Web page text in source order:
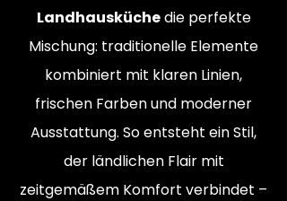
Landhausküchedie perfekte
Mischung: traditionelle Elemente
kombiniert mit klaren Linien,
frischen Farben und moderner
Ausstattung. So entsteht ein Stil,
der ländlichen Flair mit
zeitgemäßem Komfort verbindet –